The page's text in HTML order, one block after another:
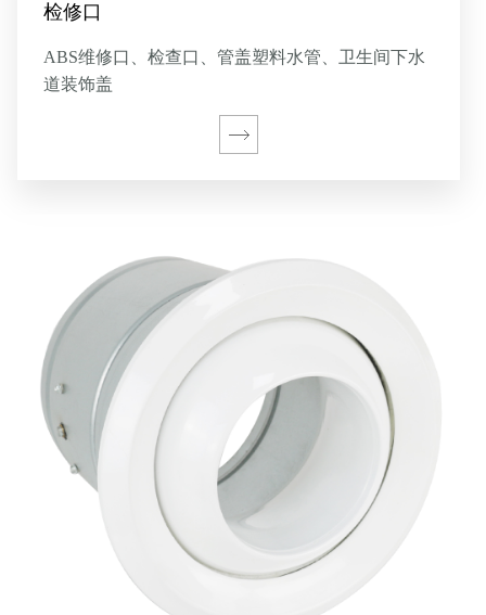
检修口
ABS维修口、检查口、管盖塑料水管、卫生间下水
道装饰盖